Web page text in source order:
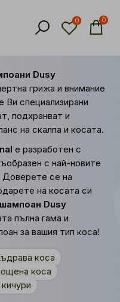
0 0
Dusy
грижа и внимание
Ви специализирани
подхранват и
на скалпа и косата.
е разработен с
с най-новите
Доверете се на
на косата си
шампоан Dusy
пълна гама и
за вашия тип коса!
коса
коса